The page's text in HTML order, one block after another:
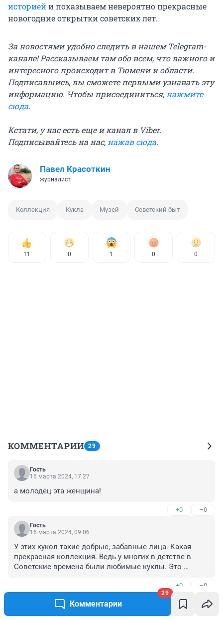
Комментарии
29
историейи показываем невероятно прекрасные
новогодние открытки советских лет.
За новостями удобно следить в нашем Telegram-
канале! Рассказываем там обо всем, что важного и
интересного происходит в Тюмени и области.
Подписавшись, вы сможете первыми узнавать эту
информацию. Чтобы присоединиться, нажмите
сюда.
Кстати, у нас есть еще и канал в Viber.
Подписывайтесь на нас, нажав сюда.
Павел Красоткин
журналист
Коллекция Кукла Музей Советский быт
11 0 1 0 0
КОММЕНТАРИИ 29
Гость
16 марта 2024, 17:27
а молодец эта женщина!
+0 –0
Гость
16 марта 2024, 09:06
У этих кукол такие добрые, забавные лица. Какая
прекрасная коллекция. Ведь у многих в детстве в
Советские времена были любимые куклы. Это
Красиво, по доброму. Да организовать музей бы, и
водить туда своих внучек. Чтоб они смотрели и знали
какое было у нас летство. С чем мы жили. С
благодарность к Вам Светлана.
+0 –0
16 марта 2024, 09:00